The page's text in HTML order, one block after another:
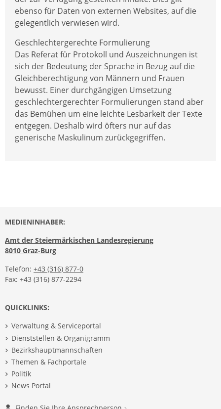
ebenso für Daten von externen Websites, auf die
gelegentlich verwiesen wird.
Geschlechtergerechte Formulierung
Das Referat für Protokoll und Auszeichnungen ist
sich der Bedeutung der Sprache in Bezug auf die
Gleichberechtigung von Männern und Frauen
bewusst. Einer durchgängigen Umsetzung
geschlechtergerechter Formulierungen stand aber
das Bemühen um eine leichte Lesbarkeit der Texte
entgegen. Deshalb wird öfters nur auf das
generische Maskulinum zurückgegriffen.
MEDIENINHABER:
Amt der Steiermärkischen Landesregierung
8010 Graz-Burg
Telefon: +43 (316) 877-0
Fax: +43 (316) 877-2294
QUICKLINKS:
Verwaltung & Serviceportal
Dienststellen & Organigramm
Bezirkshauptmannschaften
Themen & Fachportale
Politik
News Portal